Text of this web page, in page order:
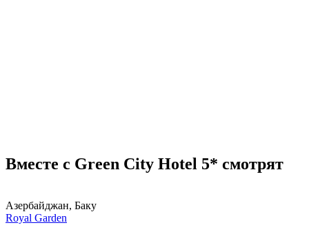
Вместе с Green City Hotel 5* смотрят
Азербайджан, Баку
Royal Garden